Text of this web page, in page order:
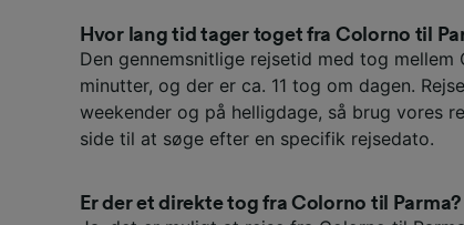
Hvor lang tid tager toget fra Colorno til
Den gennemsnitlige rejsetid med tog mellem
minutter, og der er ca. 11 tog om dagen.
weekender og på helligdage, så brug vores
side til at søge efter en specifik rejsedato.
Er der et direkte tog fra Colorno til Parma?